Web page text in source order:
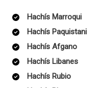
Hachís Marroqui
Hachís Paquistani
Hachís Afgano
Hachís Libanes
Hachís Rubio